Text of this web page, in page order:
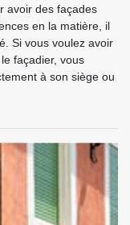
avoir des façades
en la matière, il
Si vous voulez avoir
façadier, vous
à son siège ou